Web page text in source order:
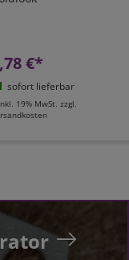
€*
sofort lieferbar
19% MwSt. zzgl.